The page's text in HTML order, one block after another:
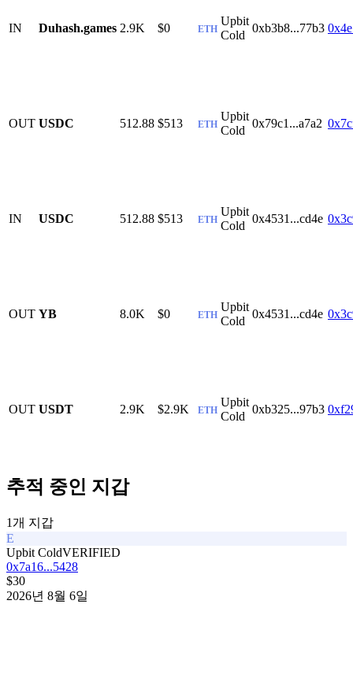
IN Duhash.games 2.9K $0 ETH
Upbit
Cold
0xb3b8...77b3
OUT USDC 512.88 $513 ETH
Upbit
Cold
0x79c1...a7a2
IN USDC 512.88 $513 ETH
Upbit
Cold
0x4531...cd4e
OUT YB 8.0K $0 ETH
Upbit
Cold
0x4531...cd4e
OUT USDT 2.9K $2.9K ETH
Upbit
Cold
0xb325...97b3
추적 중인 지갑
1개 지갑
E
Upbit ColdVERIFIED
0x7a16...5428
$30
2026년 8월 6일